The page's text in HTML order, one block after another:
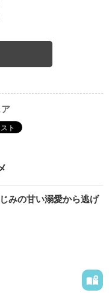
みの甘い溺愛から逃げ